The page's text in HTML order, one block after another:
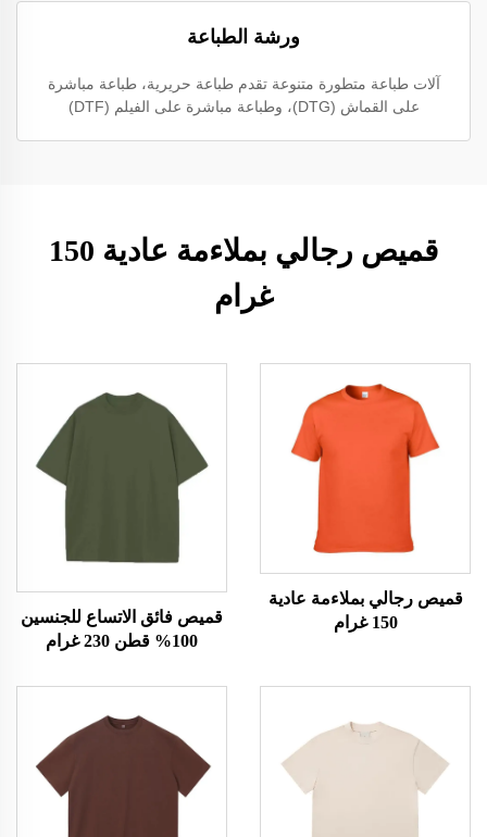
ورشة الطباعة
آلات طباعة متطورة متنوعة تقدم طباعة حريرية، طباعة مباشرة
على القماش (DTG)، وطباعة مباشرة على الفيلم (DTF)
قميص رجالي بملاءمة عادية 150
غرام
قميص رجالي بملاءمة عادية
150 غرام
قميص فائق الاتساع للجنسين
100% قطن 230 غرام